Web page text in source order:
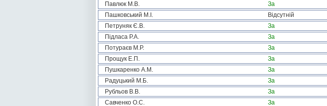
Павлюк М.В.
За
Пашковський М.І.
Відсутній
Петруняк Є.В.
За
Підласа Р.А.
За
Потураєв М.Р.
За
Прощук Е.П.
За
Пушкаренко А.М.
За
Радуцький М.Б.
За
Рубльов В.В.
За
Савченко О.С.
За